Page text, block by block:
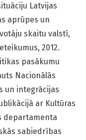
Latvijas
aprūpes un
skaitu valstī,
2012.
pasākumu
Nacionālās
un integrācijas
ar Kultūras
departamenta
sabiedrības